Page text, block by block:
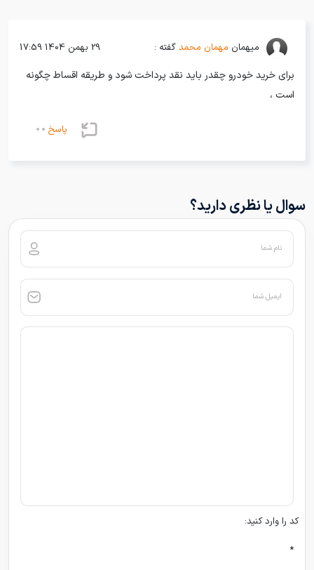
میهمان مهمان محمد گفته : 29 بهمن 1404 17:59
برای خرید خودرو چقدر باید نقد پرداخت شود و طریقه اقساط چگونه
است ،
پاسخ
سوال یا نظری دارید؟
نام شما
ایمیل شما
کد را وارد کنید:
*